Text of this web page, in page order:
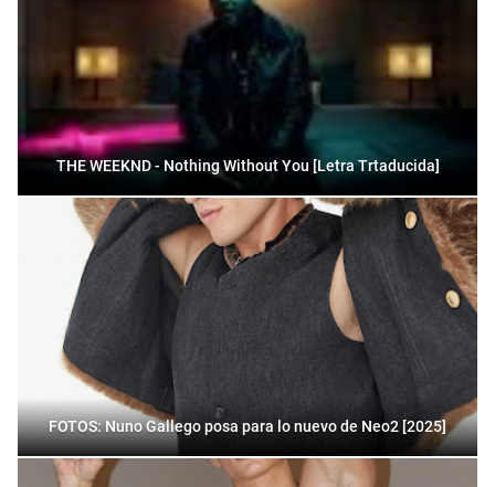
THE WEEKND - Nothing Without You [Letra Trtaducida]
FOTOS: Nuno Gallego posa para lo nuevo de Neo2 [2025]